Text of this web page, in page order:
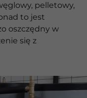
pelletowy,
to jest
oszczędny w
się z